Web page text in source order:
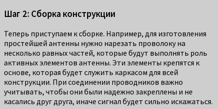
Шаг 2: Сборка конструкции
Теперь приступаем к сборке. Например, для изготовления
простейшей антенны нужно нарезать проволоку на
несколько равных частей, которые будут выполнять роль
активных элементов антенны. Эти элементы крепятся к
основе, которая будет служить каркасом для всей
конструкции. При соединении проводников важно
учитывать, чтобы они были надежно закреплены и не
касались друг друга, иначе сигнал будет сильно искажаться.